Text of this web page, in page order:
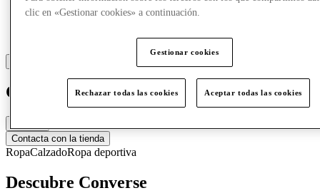
Converse
Contacta con la tienda
RopaCalzadoRopa deportiva
Descubre Converse
clic en «Gestionar cookies» a continuación.
Gestionar cookies
Rechazar todas las cookies Aceptar todas las cookies